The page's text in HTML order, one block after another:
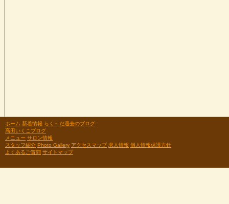
ホーム 新着情報 らく～だ過去のブログ
高田いくこブログ
メニュー サロン情報
スタッフ紹介 Photo Gallery アクセスマップ 求人情報 個人情報保護方針
よくあるご質問 サイトマップ